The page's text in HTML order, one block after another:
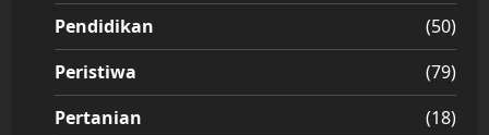
Pendidikan
(50)
Peristiwa
(79)
Pertanian
(18)